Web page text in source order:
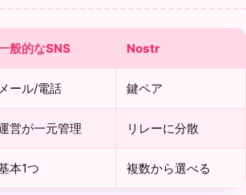
般的なSNS Nostr
メール/電話 鍵ペア
営が一元管理 リレーに分散
本1つ 複数から選べる